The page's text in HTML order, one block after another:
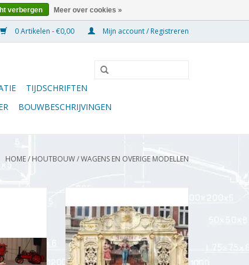
0 Artikelen - €0,00 Mijn account / Registreren
TIJDSCHRIFTEN
BOUWBESCHRIJVINGEN
HOME/ HOUTBOUW/WAGENS EN OVERIGE MODELLEN
van
is in het
Bouwtekening Schaal 1 : 8
(40.39.025)
TOEVOEGEN AAN WINKELWAGEN
verbergen Meer over cookies »